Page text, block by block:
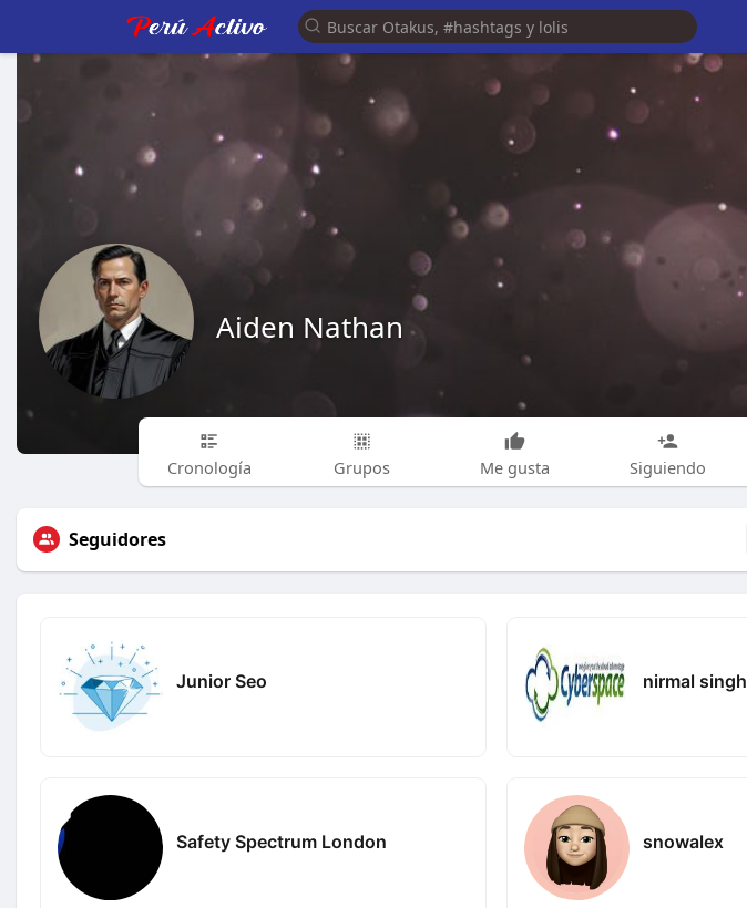
Aiden Nathan
Cronología Grupos Me gusta Siguiendo
Seguidores
Junior Seo nirmal singh
Safety Spectrum London snowalex